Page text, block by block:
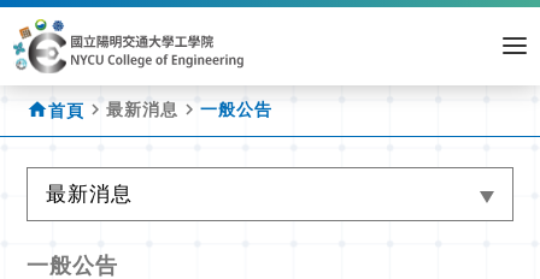
home首頁 navigate_next最新消息 navigate_next一般公告
最新消息
一般公告